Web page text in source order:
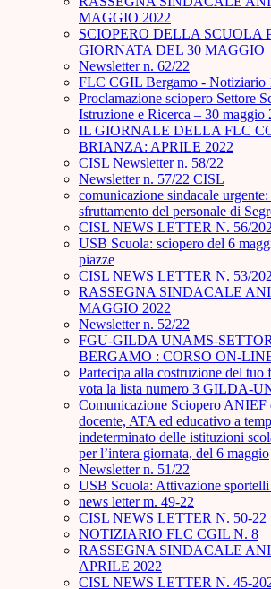
MAGGIO 2022
SCIOPERO DELLA SCUOLA
GIORNATA DEL 30 MAGGIO
Newsletter n. 62/22
FLC CGIL Bergamo - Notiziario
Proclamazione sciopero Settore
Istruzione e Ricerca – 30 maggio
IL GIORNALE DELLA FLC
BRIANZA: APRILE 2022
CISL Newsletter n. 58/22
Newsletter n. 57/22 CISL
comunicazione sindacale
sfruttamento del personale di
CISL NEWS LETTER N. 56/
USB Scuola: sciopero del 6
piazze
CISL NEWS LETTER N. 53/
RASSEGNA SINDACALE
MAGGIO 2022
Newsletter n. 52/22
FGU-GILDA UNAMS-
BERGAMO : CORSO ON-
Partecipa alla costruzione del tuo
vota la lista numero 3 GILDA-
Comunicazione Sciopero ANIEF
docente, ATA ed educativo a
indeterminato delle istituzioni
per l’intera giornata, del 6 maggio
Newsletter n. 51/22
USB Scuola: Attivazione sportelli
news letter m. 49-22
CISL NEWS LETTER N. 50-22
NOTIZIARIO FLC CGIL N. 8
RASSEGNA SINDACALE
APRILE 2022
CISL NEWS LETTER N. 45-